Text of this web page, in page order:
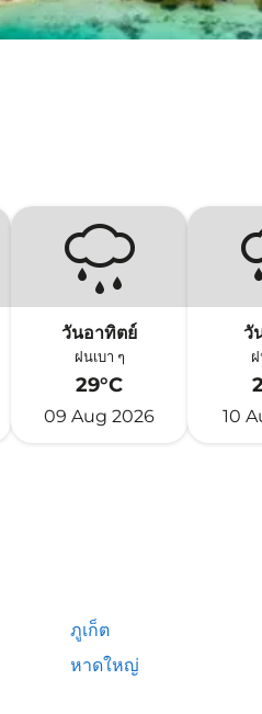
วันอาทิตย์
ฝนเบา ๆ
29°C
09 Aug 2026
วั
10
ภูเก็ต
หาดใหญ่